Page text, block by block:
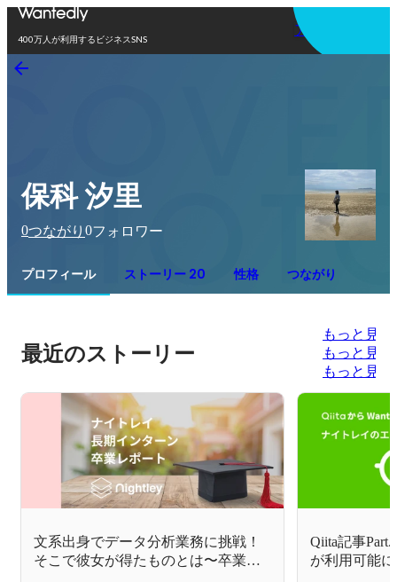
400万人が利用するビジネスSNS
アプリを使う
保科 汐里
0つながり 0フォロワー
プロフィール ストーリー 20 性格 つながり
最近のストーリー
もっと見る
もっと見る
もっと見る
文系出身でデータ分析業務に挑戦！
そこで彼女が得たものとは〜卒業レ
Qiita記事
が利用可能